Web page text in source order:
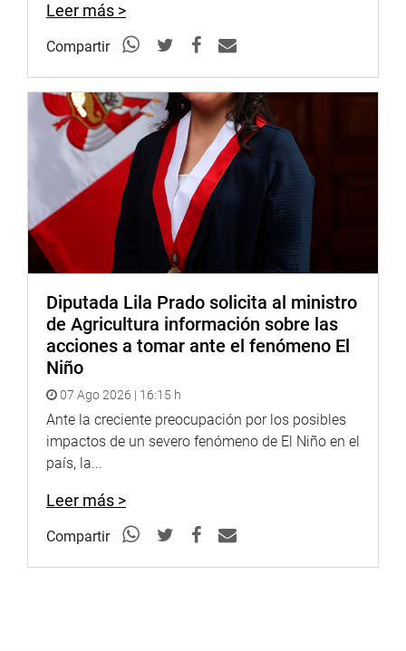
Leer más >
Compartir
Diputada Lila Prado solicita al ministro
de Agricultura información sobre las
acciones a tomar ante el fenómeno El
Niño
07 Ago 2026 | 16:15 h
Ante la creciente preocupación por los posibles
impactos de un severo fenómeno de El Niño en el
país, la...
Leer más >
Compartir